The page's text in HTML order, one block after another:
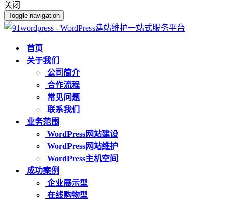
关闭
Toggle navigation
首页
关于我们
公司简介
合作流程
常见问题
联系我们
业务范围
WordPress网站建设
WordPress网站维护
WordPress主机空间
成功案例
企业展示型
在线购物型